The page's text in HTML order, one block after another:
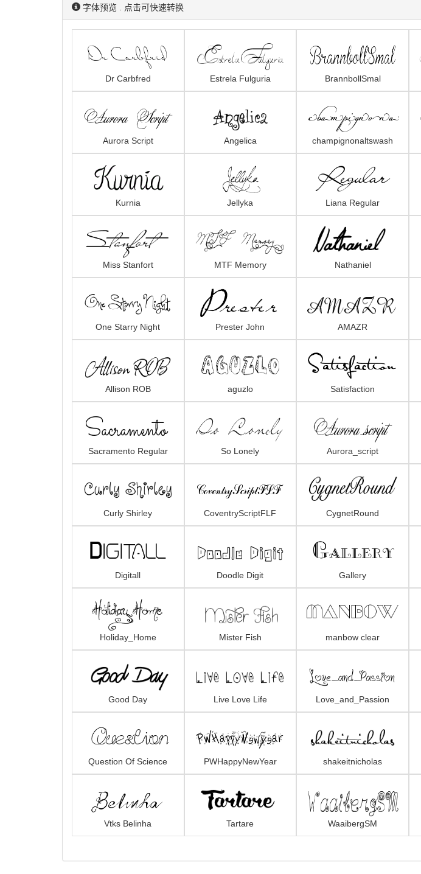
字体预览 . 点击可快速转换
Dr Carbfred Estrela Fulguria BrannbollSmal
Aurora Script Angelica champignonaltswash
Kurnia Jellyka Liana Regular
Miss Stanfort MTF Memory Nathaniel
One Starry Night Prester John AMAZR
Allison ROB aguzlo Satisfaction
Sacramento Regular So Lonely Aurora_script
Curly Shirley CoventryScriptFLF CygnetRound
Digitall Doodle Digit Gallery
Holiday_Home Mister Fish manbow clear
Good Day Live Love Life Love_and_Passion
Question Of Science PWHappyNewYear shakeitnicholas
Vtks Belinha Tartare WaaibergSM